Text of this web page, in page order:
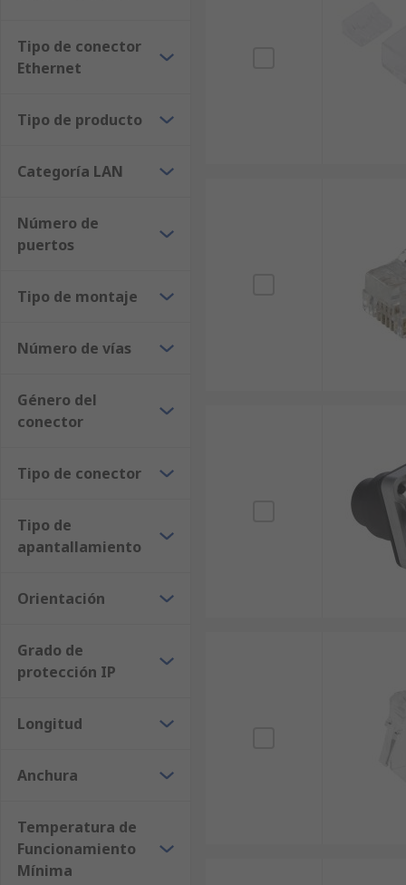
Tipo de conector
Ethernet
Tipo de producto
Categoría LAN
Número de
puertos
Tipo de montaje
Número de vías
Género del
conector
Tipo de conector
Tipo de
apantallamiento
Orientación
Grado de
protección IP
Longitud
Anchura
Temperatura de
Funcionamiento
Mínima